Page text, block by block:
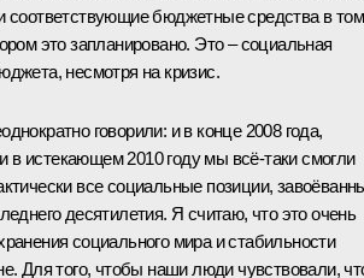
соответствующие бюджетные средства в том
это запланировано. Это – социальная
несмотря на кризис.
говорили: и в конце 2008 года,
и в истекающем 2010 году мы всё‑таки смогли
все социальные позиции,
десятилетия. Я считаю, что это очень
социального мира и стабильности
Для того, чтобы наши люди чувствовали,